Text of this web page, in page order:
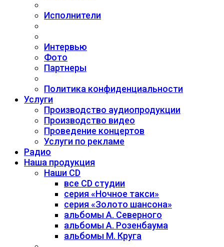
Исполнители
Интервью
Фото
Партнеры
Политика конфиденциальности
Услуги
Производство аудиопродукции
Производство видео
Проведение концертов
Услуги по рекламе
Радио
Наша продукция
Наши CD
все CD студии
серия «Ночное такси»
серия «Золото шансона»
альбомы А. Северного
альбомы А. Розенбаума
альбомы М. Круга